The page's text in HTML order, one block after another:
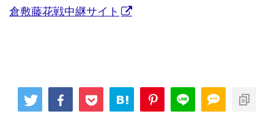
倉敷藤花戦中継サイト